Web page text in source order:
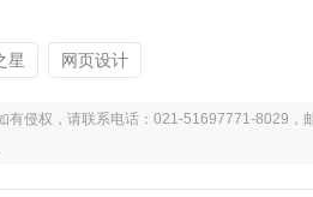
星 网页设计
有侵权，请联系电话：021-51697771-8029，